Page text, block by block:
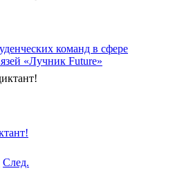
команд в сфере
«Лучник Future»
След.